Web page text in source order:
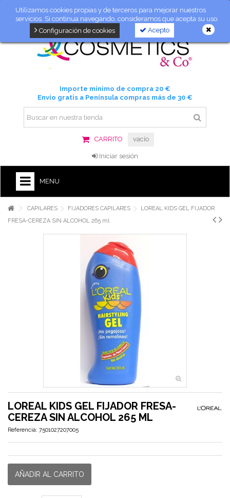
Utilizamos cookies propias y de terceros para mejorar nuestros
servicios. Si continua navegando, consideramos que acepta su uso.
Acepto
Configuración de cookies
Importe mínimo de compra 20 €
Envío gratis a Península compras más de 30 €
CARRITO vacío
Iniciar sesión
MENU
CAPILARES FIJADORES CAPILARES
LOREAL KIDS GEL FIJADOR
FRESA-CEREZA SIN ALCOHOL 265 ml
LOREAL KIDS GEL FIJADOR FRESA-
CEREZA SIN ALCOHOL 265 ML
Referencia: 7501027207005
AÑADIR AL CARRITO